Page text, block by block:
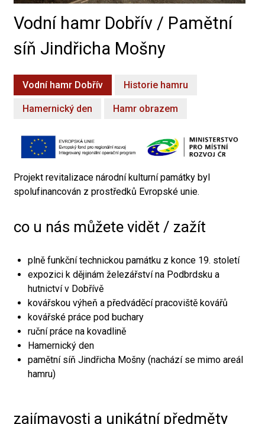
Vodní hamr Dobřív / Pamětní
síň Jindřicha Mošny
Vodní hamr Dobřív Historie hamru
Hamernický den Hamr obrazem
Projekt revitalizace národní kulturní památky byl
spolufinancován z prostředků Evropské unie.
co u nás můžete vidět / zažít
plně funkční technickou památku z konce 19. století
expozici k dějinám železářství na Podbrdsku a
hutnictví v Dobřívě
kovářskou výheň a předváděcí pracoviště kovářů
kovářské práce pod buchary
ruční práce na kovadlině
Hamernický den
pamětní síň Jindřicha Mošny (nachází se mimo areál
hamru)
zajímavosti a unikátní předměty